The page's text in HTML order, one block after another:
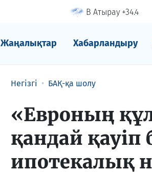
В Атырау +34.4
Жаңалықтар Хабарландыру
Негізгі БАҚ-қа шолу
«Евроның
қандай қауіп
ипотекалық